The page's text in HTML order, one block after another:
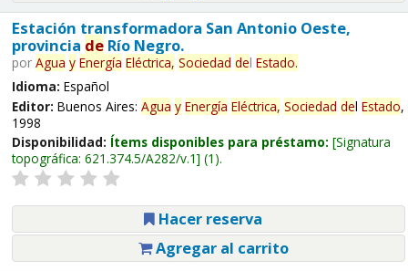
Estación transformadora San Antonio Oeste,
provincia deRío Negro.
por Agua y Energía Eléctrica, Sociedad del Estado.
Idioma: Español
Editor: Buenos Aires: Agua y Energía Eléctrica, Sociedad del Estado,
1998
Disponibilidad: Ítems disponibles para préstamo: Signatura
topográfica: 621.374.5/A282/v.1 (1).
Hacer reserva
Agregar al carrito